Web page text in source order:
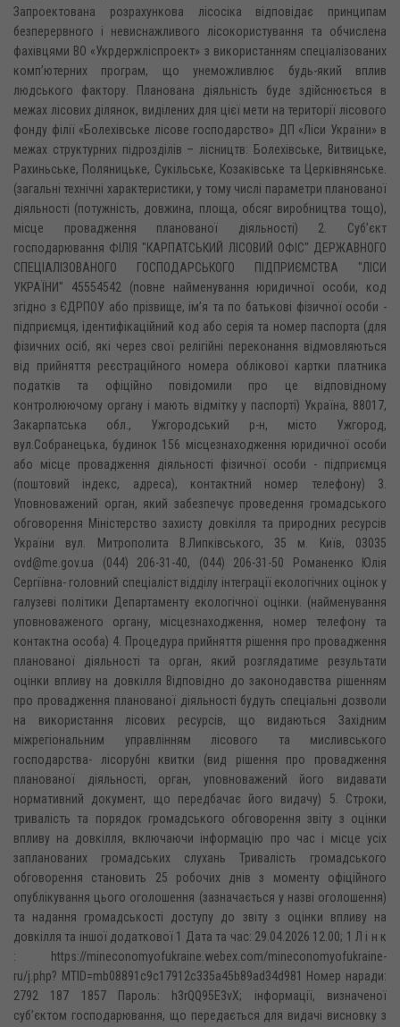
Запроектована розрахункова лісосіка відповідає принципам
безперервного і невиснажливого лісокористування та обчислена
фахівцями ВО «Укрдержліспроект» з використанням спеціалізованих
комп’ютерних програм, що унеможливлює будь-який вплив
людського фактору. Планована діяльність буде здійснюється в
межах лісових ділянок, виділених для цієї мети на території лісового
фонду філії «Болехівське лісове господарство» ДП «Ліси України» в
межах структурних підрозділів – лісництв: Болехівське, Витвицьке,
Рахиньське, Поляницьке, Сукільське, Козаківське та Церківнянське.
(загальні технічні характеристики, у тому числі параметри планованої
діяльності (потужність, довжина, площа, обсяг виробництва тощо),
місце провадження планованої діяльності) 2. Суб’єкт
господарювання ФІЛІЯ "КАРПАТСЬКИЙ ЛІСОВИЙ ОФІС" ДЕРЖАВНОГО
СПЕЦІАЛІЗОВАНОГО ГОСПОДАРСЬКОГО ПІДПРИЄМСТВА "ЛІСИ
УКРАЇНИ" 45554542 (повне найменування юридичної особи, код
згідно з ЄДРПОУ або прізвище, ім’я та по батькові фізичної особи -
підприємця, ідентифікаційний код або серія та номер паспорта (для
фізичних осіб, які через свої релігійні переконання відмовляються
від прийняття реєстраційного номера облікової картки платника
податків та офіційно повідомили про це відповідному
контролюючому органу і мають відмітку у паспорті) Україна, 88017,
Закарпатська обл., Ужгородський р-н, місто Ужгород,
вул.Собранецька, будинок 156 місцезнаходження юридичної особи
або місце провадження діяльності фізичної особи - підприємця
(поштовий індекс, адреса), контактний номер телефону) 3.
Уповноважений орган, який забезпечує проведення громадського
обговорення Міністерство захисту довкілля та природних ресурсів
України вул. Митрополита В.Липківського, 35 м. Київ, 03035
ovd@me.gov.ua (044) 206-31-40, (044) 206-31-50 Романенко Юлія
Сергіївна- головний спеціаліст відділу інтеграції екологічних оцінок у
галузеві політики Департаменту екологічної оцінки. (найменування
уповноваженого органу, місцезнаходження, номер телефону та
контактна особа) 4. Процедура прийняття рішення про провадження
планованої діяльності та орган, який розглядатиме результати
оцінки впливу на довкілля Відповідно до законодавства рішенням
про провадження планованої діяльності будуть спеціальні дозволи
на використання лісових ресурсів, що видаються Західним
міжрегіональним управлінням лісового та мисливського
господарства- лісорубні квитки (вид рішення про провадження
планованої діяльності, орган, уповноважений його видавати
нормативний документ, що передбачає його видачу) 5. Строки,
тривалість та порядок громадського обговорення звіту з оцінки
впливу на довкілля, включаючи інформацію про час і місце усіх
запланованих громадських слухань Тривалість громадського
обговорення становить 25 робочих днів з моменту офіційного
опублікування цього оголошення (зазначається у назві оголошення)
та надання громадськості доступу до звіту з оцінки впливу на
довкілля та іншої додаткової 1 Дата та час: 29.04.2026 12.00; 1 Л і н к
: https://mineconomyofukraine.webex.com/mineconomyofukraine-
ru/j.php? MTID=mb08891c9c17912c335a45b89ad34d981 Номер наради:
2792 187 1857 Пароль: h3rQQ95E3vX; інформації, визначеної
суб’єктом господарювання, що передається для видачі висновку з